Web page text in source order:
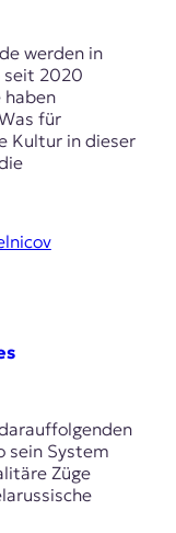
werden in
seit 2020
für
Kultur in dieser
sein System
Züge